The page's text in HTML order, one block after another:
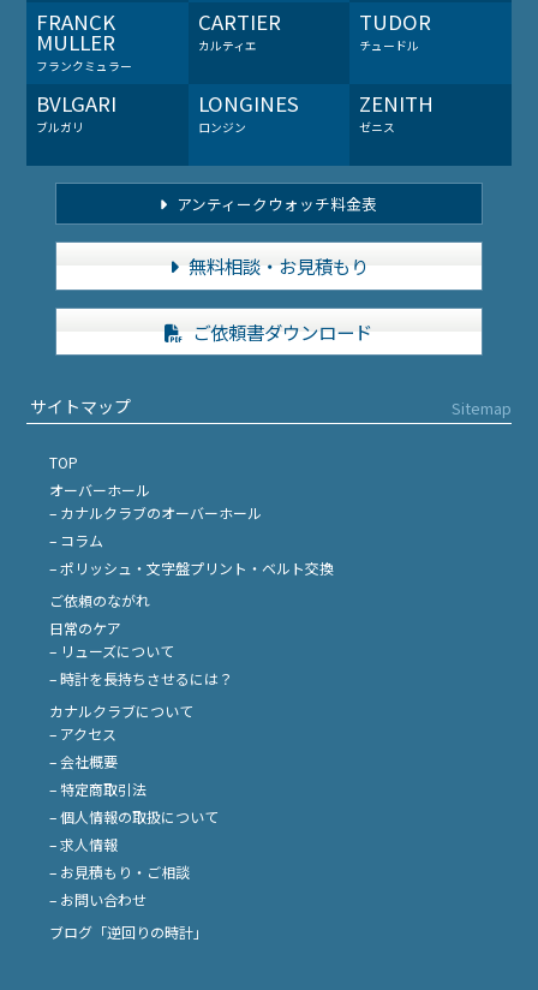
FRANCK
MULLER
フランクミュラー
CARTIER
カルティエ
TUDOR
チュードル
BVLGARI
ブルガリ
LONGINES
ロンジン
ZENITH
ゼニス
アンティークウォッチ料金表
無料相談・お見積もり
ご依頼書ダウンロード
サイトマップ Sitemap
TOP
オーバーホール
– カナルクラブのオーバーホール
– コラム
– ポリッシュ・文字盤プリント・ベルト交換
ご依頼のながれ
日常のケア
– リューズについて
– 時計を長持ちさせるには？
カナルクラブについて
– アクセス
– 会社概要
– 特定商取引法
– 個人情報の取扱について
– 求人情報
– お見積もり・ご相談
– お問い合わせ
ブログ「逆回りの時計」